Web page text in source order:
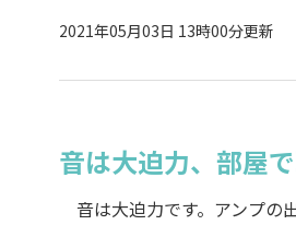
2021年05月03日 13時00分更新
音は大迫力、部屋
音は大迫力です。アンプの